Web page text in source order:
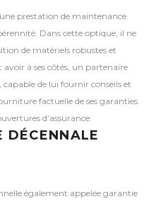
prestation de maintenance
Dans cette optique, il ne
de matériels robustes et
à ses côtés, un partenaire
de lui fournir conseils et
factuelle de ses garanties
d’assurance:
DÉCENNALE
également appelée garantie